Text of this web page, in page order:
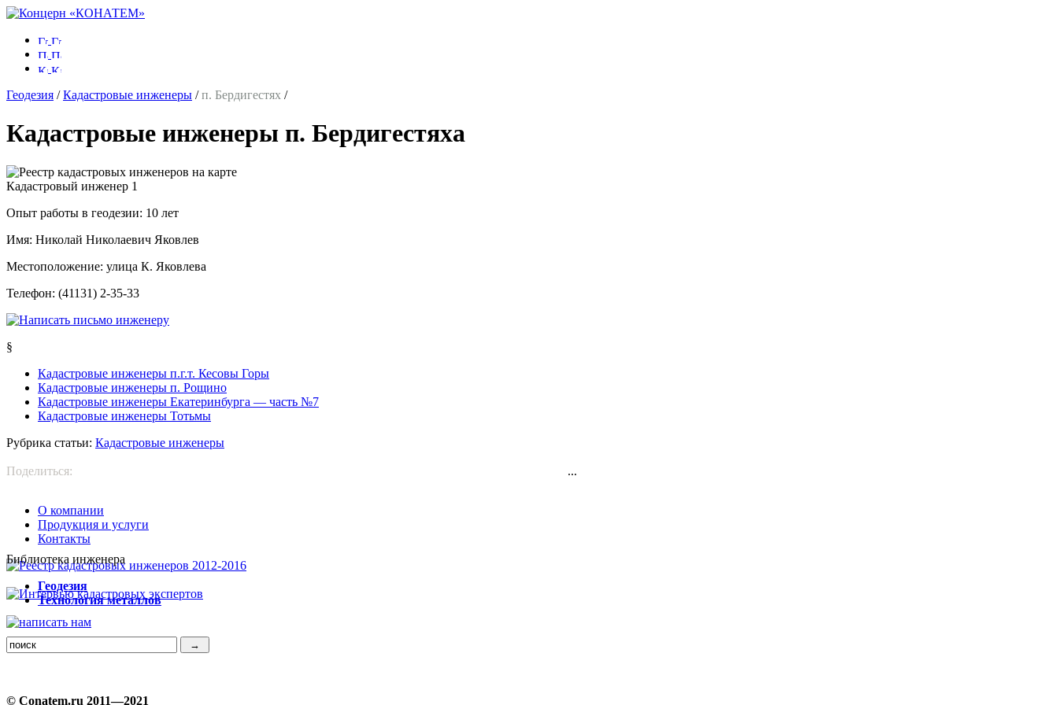
Геодезия /Кадастровые инженеры /п. Бердигестях /
Кадастровые инженеры п. Бердигестяха
Кадастровый инженер 1
Опыт работы в геодезии: 10 лет
Имя: Николай Николаевич Яковлев
Местоположение: улица К. Яковлева
Телефон: (41131) 2-35-33
§
Кадастровые инженеры п.г.т. Кесовы Горы
Кадастровые инженеры п. Рощино
Кадастровые инженеры Екатеринбурга — часть №7
Кадастровые инженеры Тотьмы
Рубрика статьи: Кадастровые инженеры
Поделиться: ...
О компании
Продукция и услуги
Контакты
Библиотека инженера
Геодезия
Технология металлов
© Conatem.ru 2011—2021